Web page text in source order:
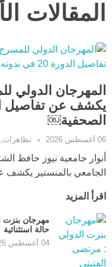
المقالات
المهرجان الدولي
الصحفية￼
06 أغسطس 2026 تظاهرات,
أنوار جامعية نيوز حافظ
الجامعي بالمنستير يكشف
اقرأ المزيد
مهرجان بنزت
حالة استثنائية
04 أغسطس 2026